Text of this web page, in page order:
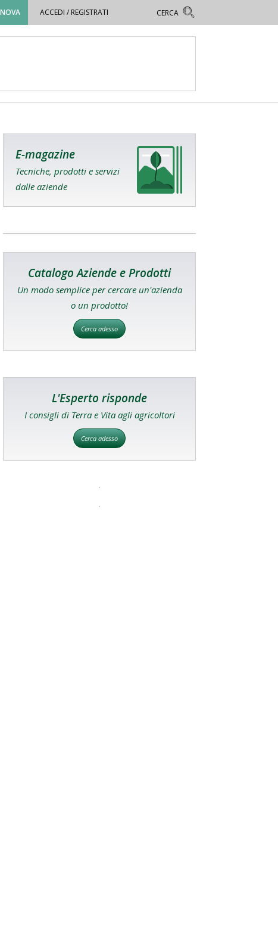
ACCEDI / REGISTRATI
E-magazine
Tecniche, prodotti e servizi
dalle aziende
Catalogo Aziende e Prodotti
Un modo semplice per cercare un'azienda
o un prodotto!
Cerca adesso
L'Esperto risponde
I consigli di Terra e Vita agli agricoltori
Cerca adesso